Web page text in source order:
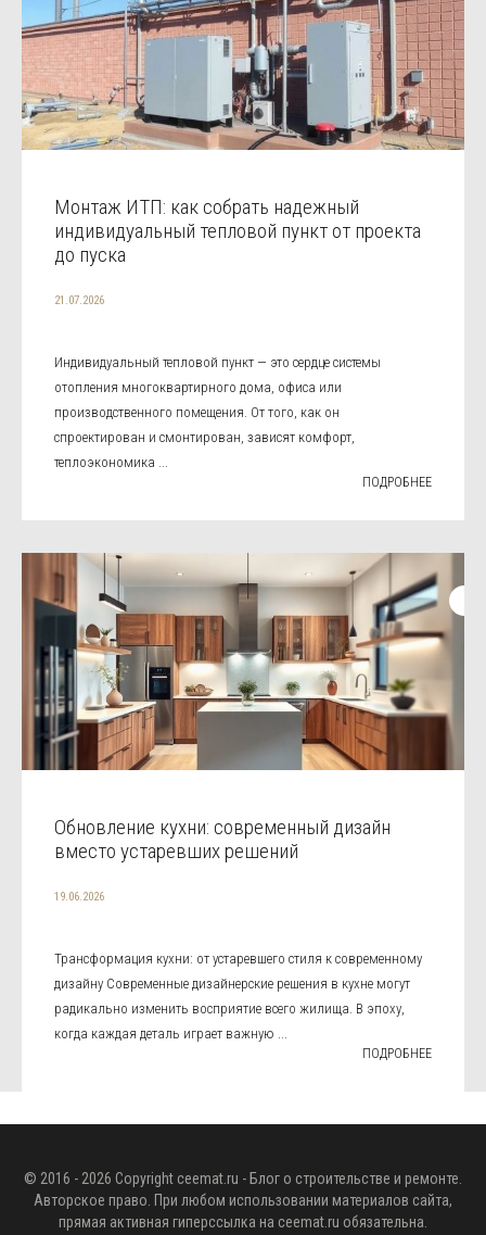
Монтаж ИТП: как собрать надежный
индивидуальный тепловой пункт от проекта
до пуска
21.07.2026
Индивидуальный тепловой пункт — это сердце системы
отопления многоквартирного дома, офиса или
производственного помещения. От того, как он
спроектирован и смонтирован, зависят комфорт,
теплоэкономика ...
ПОДРОБНЕЕ
Обновление кухни: современный дизайн
вместо устаревших решений
19.06.2026
Трансформация кухни: от устаревшего стиля к современному
дизайну Современные дизайнерские решения в кухне могут
радикально изменить восприятие всего жилища. В эпоху,
когда каждая деталь играет важную ...
ПОДРОБНЕЕ
© 2016 - 2026 Copyright ceemat.ru - Блог о строительстве и ремонте.
Авторское право. При любом использовании материалов сайта,
прямая активная гиперссылка на ceemat.ru обязательна.